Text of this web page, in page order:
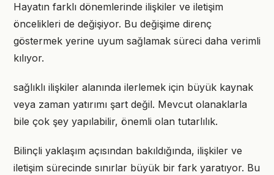
Hayatın farklı dönemlerinde ilişkiler ve iletişim
öncelikleri de değişiyor. Bu değişime direnç
göstermek yerine uyum sağlamak süreci daha verimli
kılıyor.
sağlıklı ilişkiler alanında ilerlemek için büyük kaynak
veya zaman yatırımı şart değil. Mevcut olanaklarla
bile çok şey yapılabilir, önemli olan tutarlılık.
Bilinçli yaklaşım açısından bakıldığında, ilişkiler ve
iletişim sürecinde sınırlar büyük bir fark yaratıyor. Bu